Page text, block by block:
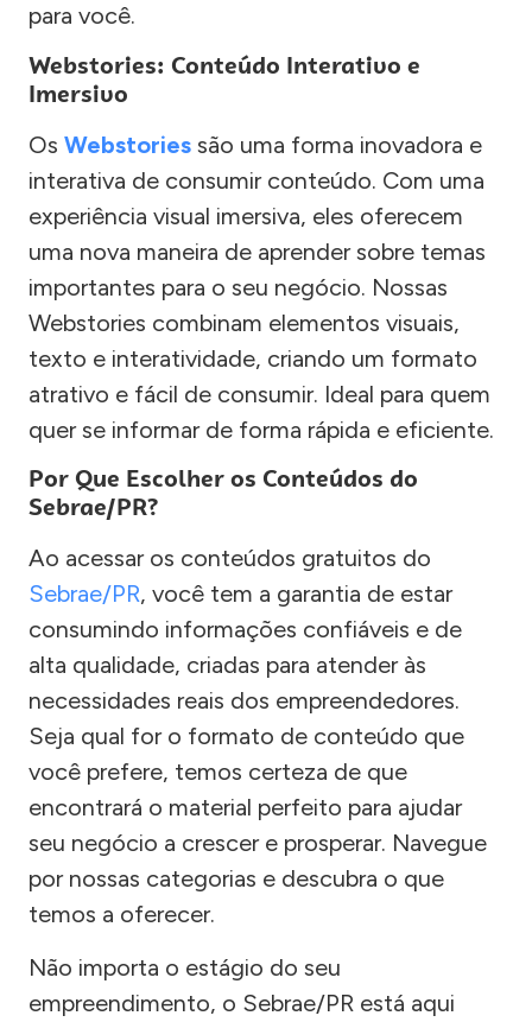
para você.
Webstories: Conteúdo Interativo e
Imersivo
Os Webstories são uma forma inovadora e
interativa de consumir conteúdo. Com uma
experiência visual imersiva, eles oferecem
uma nova maneira de aprender sobre temas
importantes para o seu negócio. Nossas
Webstories combinam elementos visuais,
texto e interatividade, criando um formato
atrativo e fácil de consumir. Ideal para quem
quer se informar de forma rápida e eficiente.
Por Que Escolher os Conteúdos do
Sebrae/PR?
Ao acessar os conteúdos gratuitos do
Sebrae/PR, você tem a garantia de estar
consumindo informações confiáveis e de
alta qualidade, criadas para atender às
necessidades reais dos empreendedores.
Seja qual for o formato de conteúdo que
você prefere, temos certeza de que
encontrará o material perfeito para ajudar
seu negócio a crescer e prosperar. Navegue
por nossas categorias e descubra o que
temos a oferecer.
Não importa o estágio do seu
empreendimento, o Sebrae/PR está aqui